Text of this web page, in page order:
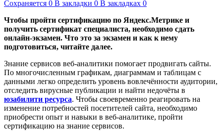
Сохраняется 0 В закладки 0 В закладках 0
Чтобы пройти сертификацию по Яндекс.Метрике и
получить сертификат специалиста, необходимо сдать
онлайн-экзамен. Что это за экзамен и как к нему
подготовиться, читайте далее.
Знание сервисов веб-аналитики помогает продвигать сайты.
По многочисленным графикам, диаграммам и таблицам с
данными легко определить уровень вовлечённости аудитории,
отследить вирусные публикации и найти недочёты в
юзабилити ресурса. Чтобы своевременно реагировать на
изменение потребностей посетителей сайта, необходимо
приобрести опыт и навыки в веб-аналитике, пройти
сертификацию на знание сервисов.